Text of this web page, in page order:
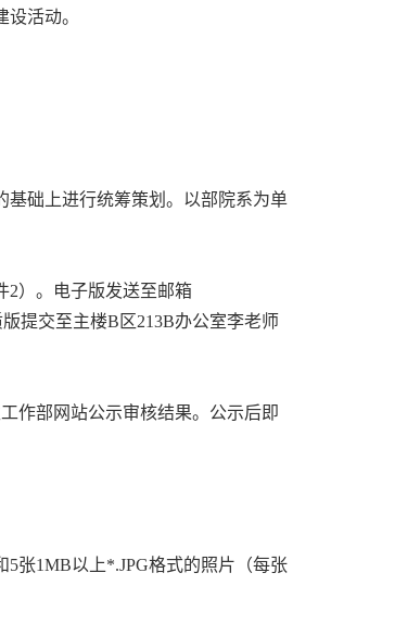
活动。
础上进行统筹策划。以部院系为单
）。电子版发送至邮箱
提交至主楼B区213B办公室李老师
作部网站公示审核结果。公示后即
张1MB以上*.JPG格式的照片（每张